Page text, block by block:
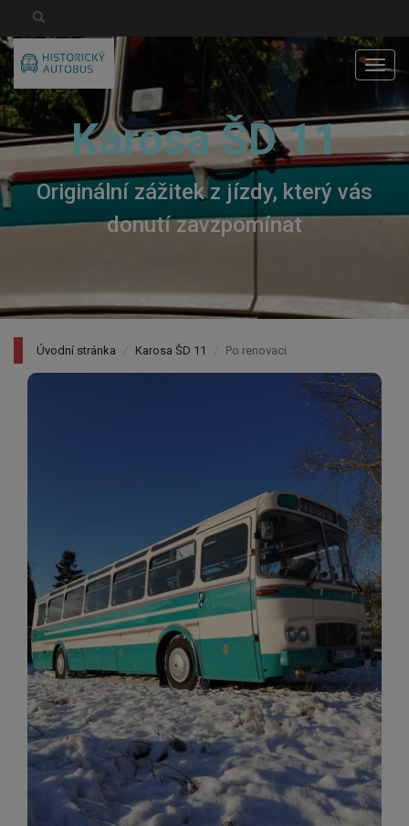
Menu
Karosa ŠD 11
Originální zážitek z jízdy, který vás
donutí zavzpomínat
Úvodní stránka Karosa ŠD 11 Po renovaci